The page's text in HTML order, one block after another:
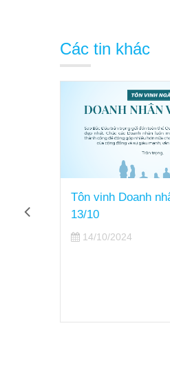
Các tin khác
Tôn vinh Doanh
13/10
14/10/2024